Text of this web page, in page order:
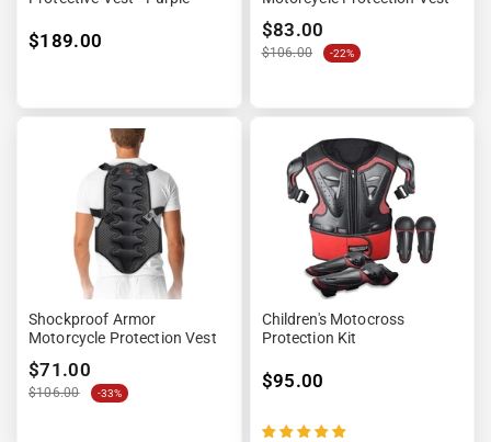
$189.00 $83.00
$106.00 -22%
Shockproof Armor
Motorcycle Protection Vest
$71.00
$106.00 -33%
Children's Motocross
Protection Kit
$95.00